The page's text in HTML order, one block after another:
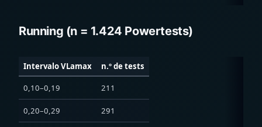
Running (n = 1.424 Powertests)
Intervalo VLamax n.º de tests
0,10–0,19 211
0,20–0,29 291